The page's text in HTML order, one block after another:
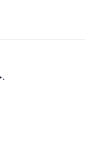
© 2026 Kalstein. جميع الحقوق محفوظة.